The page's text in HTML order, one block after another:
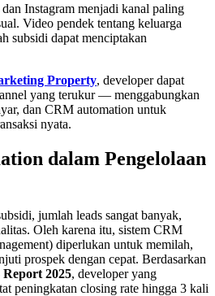
Instagram menjadi kanal paling
Video pendek tentang keluarga
subsidi dapat menciptakan
Property, developer dapat
yang terukur — menggabungkan
dan CRM automation untuk
nyata.
dalam Pengelolaan
jumlah leads sangat banyak,
Oleh karena itu, sistem CRM
diperlukan untuk memilah,
prospek dengan cepat. Berdasarkan
2025, developer yang
peningkatan closing rate hingga 3 kali